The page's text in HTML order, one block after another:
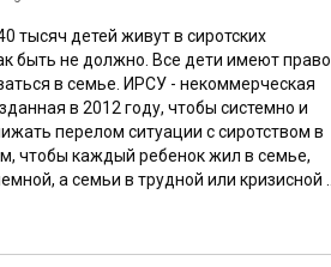
тысяч детей живут в сиротских
быть не должно. Все дети имеют право
в семье. ИРСУ - некоммерческая
в 2012 году, чтобы системно и
перелом ситуации с сиротством в
чтобы каждый ребенок жил в семье,
а семьи в трудной или кризисной
качественную и профессиональную